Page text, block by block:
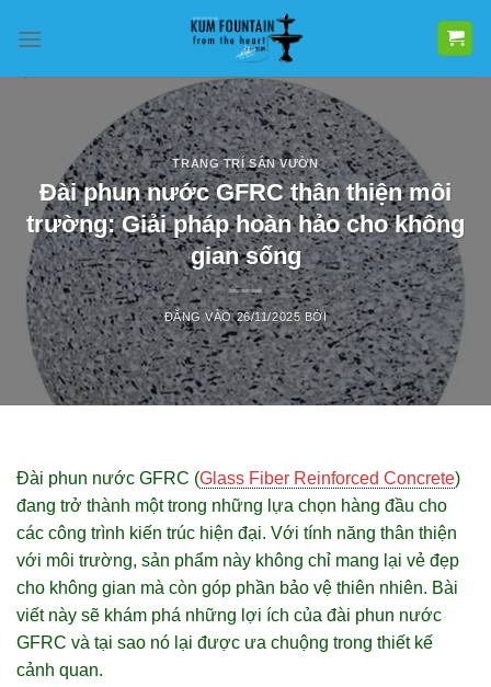
qua
TRANG TRÍ SÂN VƯỜN
Đài phun nước GFRC thân thiện môi
trường: Giải pháp hoàn hảo cho không
gian sống
ĐĂNG VÀO26/11/2025 BỞI
Đài phun nước GFRC (Glass Fiber Reinforced Concrete)
đang trở thành một trong những lựa chọn hàng đầu cho
các công trình kiến trúc hiện đại. Với tính năng thân thiện
với môi trường, sản phẩm này không chỉ mang lại vẻ đẹp
cho không gian mà còn góp phần bảo vệ thiên nhiên. Bài
viết này sẽ khám phá những lợi ích của đài phun nước
GFRC và tại sao nó lại được ưa chuộng trong thiết kế
cảnh quan.